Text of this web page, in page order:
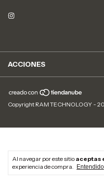
Al navegar por este sitio aceptas
experiencia de compra.
Entendido
ACCIONES
Copyright RAM TECHNOLOGY -